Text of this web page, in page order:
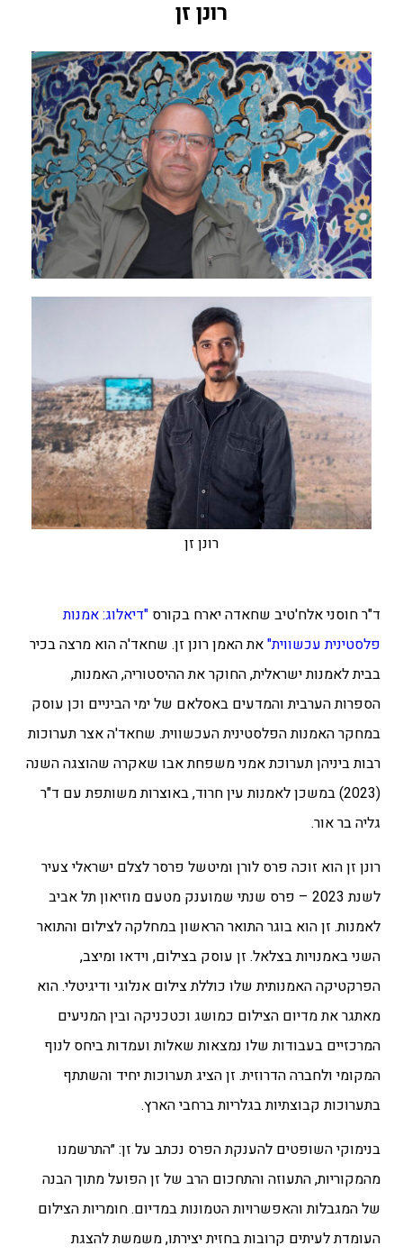
רונן זן
רונן זן
ד"ר חוסני אלח'טיב שחאדה יארח בקורס "דיאלוג: אמנות
פלסטינית עכשווית"את האמן רונן זן. שחאד'ה הוא מרצה בכיר
בבית לאמנות ישראלית, החוקר את ההיסטוריה, האמנות,
הספרות הערבית והמדעים באסלאם של ימי הביניים וכן עוסק
במחקר האמנות הפלסטינית העכשווית. שחאד'ה אצר תערוכות
רבות ביניהן תערוכת אמני משפחת אבו שאקרה שהוצגה השנה
(2023) במשכן לאמנות עין חרוד, באוצרות משותפת עם ד"ר
גליה בר אור.
רונן זן הוא זוכה פרס לורן ומיטשל פרסר לצלם ישראלי צעיר
לשנת 2023 – פרס שנתי שמוענק מטעם מוזיאון תל אביב
לאמנות. זן הוא בוגר התואר הראשון במחלקה לצילום והתואר
השני באמנויות בצלאל. זן עוסק בצילום, וידאו ומיצב,
הפרקטיקה האמנותית שלו כוללת צילום אנלוגי ודיגיטלי. הוא
מאתגר את מדיום הצילום כמושג וכטכניקה ובין המניעים
המרכזיים בעבודות שלו נמצאות שאלות ועמדות ביחס לנוף
המקומי ולחברה הדרוזית. זן הציג תערוכות יחיד והשתתף
בתערוכות קבוצתיות בגלריות ברחבי הארץ.
בנימוקי השופטים להענקת הפרס נכתב על זן: ״התרשמנו
מהמקוריות, התעוזה והתחכום הרב של זן הפועל מתוך הבנה
של המגבלות והאפשרויות הטמונות במדיום. חומריות הצילום
העומדת לעיתים קרובות בחזית יצירתו, משמשת להצגת